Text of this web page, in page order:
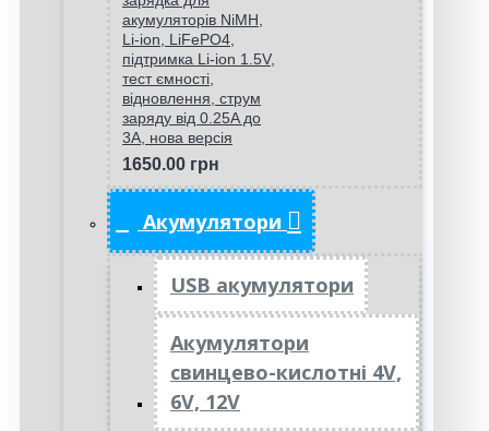
акумуляторів NiMH,
Li-ion, LiFePO4,
підтримка Li-ion 1.5V,
тест ємності,
відновлення, струм
заряду від 0.25A до
3A, нова версія
1650.00 грн
Акумулятори
USB акумулятори
Акумулятори
свинцево-кислотні 4V,
6V, 12V